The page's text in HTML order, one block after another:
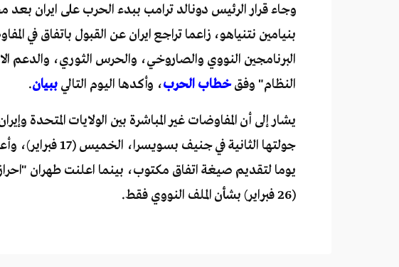
وجاء قرار الرئيس دونالد ترامب ببدء الحرب على ايران
بنيامين نتنياهو، زاعما تراجع ايران عن القبول باتفاق في
البرنامجين النووي والصاروخي، والحرس الثوري، والدعم
النظام" وفقخطاب الحرب، وأكدها اليوم التالي ببيان.
يوما لتقديم صيغة اتفاق مكتوب، بينما اعلنت طهران
(26 فبراير) بشأن الملف النووي فقط.